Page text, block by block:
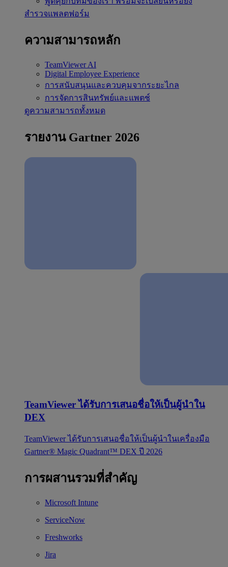
สำรวจแพลตฟอร์ม
ความสามารถหลัก
TeamViewer AI
Digital Employee Experience
การสนับสนุนและควบคุมจากระยะไกล
การจัดการสินทรัพย์และแพตช์
ดูความสามารถทั้งหมด
รายงาน Gartner 2026
TeamViewer ได้รับการเสนอชื่อให้เป็นผู้นำใน
DEX
TeamViewer ได้รับการเสนอชื่อให้เป็นผู้นำในเครื่องมือ
Gartner® Magic Quadrant™ DEX ปี 2026
การผสานรวมที่สำคัญ
Microsoft Intune
ServiceNow
Freshworks
Jira